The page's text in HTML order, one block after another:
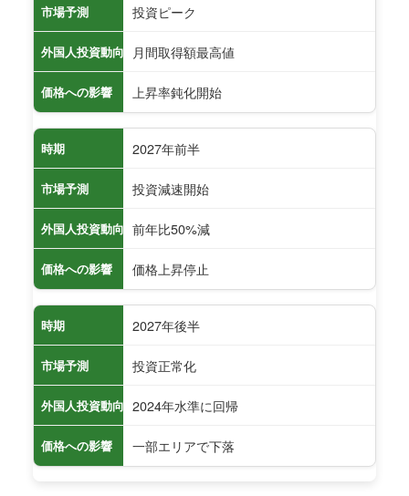
市場予測 投資ピーク
外国人投資動向 月間取得額最高値
価格への影響 上昇率鈍化開始
時期 2027年前半
市場予測 投資減速開始
外国人投資動向 前年比50%減
価格への影響 価格上昇停止
時期 2027年後半
市場予測 投資正常化
外国人投資動向 2024年水準に回帰
価格への影響 一部エリアで下落